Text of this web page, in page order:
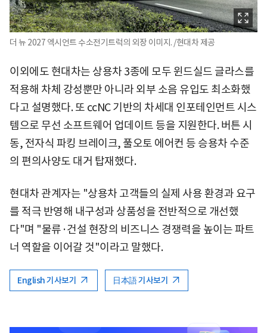
더 뉴 2027 엑시언트 수소전기트럭의 외장 이미지. /현대차 제공
이외에도 현대차는 상용차 3종에 모두 윈드실드 글라스를
적용해 차체 강성뿐만 아니라 외부 소음 유입도 최소화했
다고 설명했다. 또 ccNC 기반의 차세대 인포테인먼트 시스
템으로 무선 소프트웨어 업데이트 등을 지원한다. 버튼 시
동, 전자식 파킹 브레이크, 풀오토 에어컨 등 승용차 수준
의 편의사양도 대거 탑재했다.
현대차 관계자는 "상용차 고객들의 실제 사용 환경과 요구
를 적극 반영해 내구성과 상품성을 전반적으로 개선했
다"며 "물류·건설 현장의 비즈니스 경쟁력을 높이는 파트
너 역할을 이어갈 것"이라고 말했다.
English 기사보기 日本語 기사보기